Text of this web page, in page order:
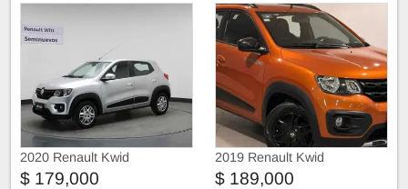
2020 Renault Kwid
$ 179,000
2019 Renault Kwid
$ 189,000